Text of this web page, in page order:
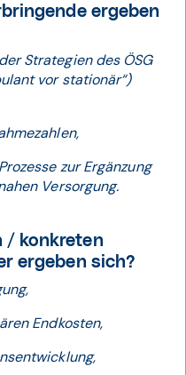
ergeben
Strategien des ÖSG
vor stationär“)
zur Ergänzung
Versorgung.
/ konkreten
ergeben sich?
Endkosten,